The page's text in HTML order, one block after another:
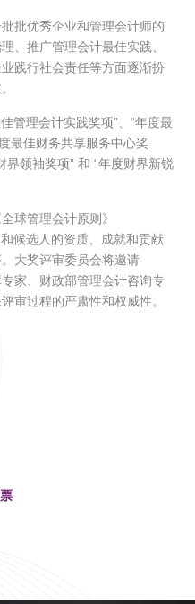
批优秀企业和管理会计师的
、推广管理会计最佳实践、
践行社会责任等方面逐渐扮
管理会计实践奖项”、“年度最
最佳财务共享服务中心奖
界领袖奖项” 和 “年度财界新锐
球管理会计原则》
候选人的资质、成就和贡献
大奖评审委员会将邀请
家、财政部管理会计咨询专
审过程的严肃性和权威性。